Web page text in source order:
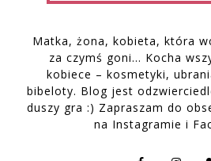
Matka, żona, kobieta, która
za czymś goni… Kocha
kobiece – kosmetyki,
bibeloty. Blog jest
duszy gra :) Zapraszam do
na Instagramie i